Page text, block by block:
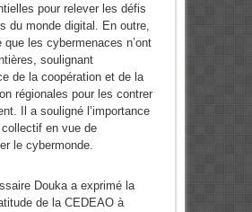
pour relever les défis
du monde digital. En outre,
que les cybermenaces n’ont
soulignant
de la coopération et de la
régionales pour les contrer
Il a souligné l’importance
collectif en vue de
le cybermonde.
Douka a exprimé la
de la CEDEAO à